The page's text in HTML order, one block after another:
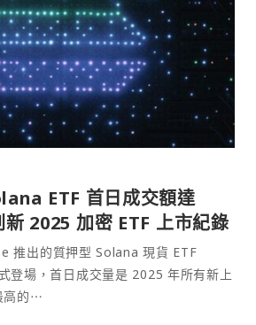
ETF 首日成交額達
2025 加密 ETF 上市紀錄
推出的質押型 Solana 現貨 ETF
登場，首日成交量是 2025 年所有新上
高的⋯